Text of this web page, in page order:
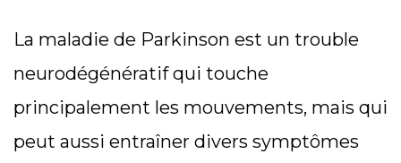
La maladie de Parkinson est un trouble
neurodégénératif qui touche
principalement les mouvements, mais qui
peut aussi entraîner divers symptômes